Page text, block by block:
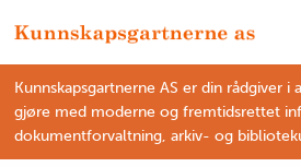
Kunnskapsgartnerne AS er din rådgiver i
gjøre med moderne og fremtidsrettet
dokumentforvaltning, arkiv- og